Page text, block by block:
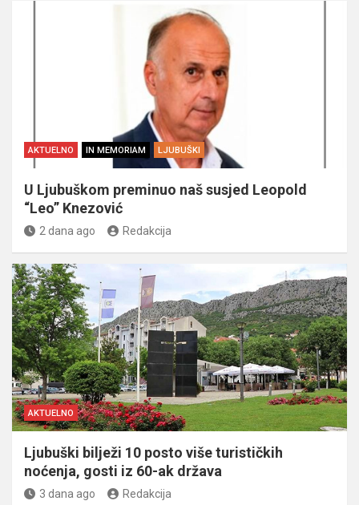
AKTUELNO IN MEMORIAM LJUBUŠKI
U Ljubuškom preminuo naš susjed Leopold
“Leo” Knezović
2 dana ago Redakcija
AKTUELNO
Ljubuški bilježi 10 posto više turističkih
noćenja, gosti iz 60-ak država
3 dana ago Redakcija